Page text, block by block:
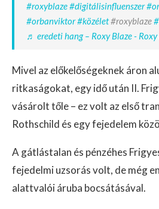
#roxyblaze#digitálisinfluenszer
#orbanviktor#közélet#roxyblaze
♬ eredeti hang – Roxy Blaze - Roxy
Mivel az előkelőségeknek áron
ritkaságokat, egy idő után II.
vásárolt tőle – ez volt az első
Rothschild és egy fejedelem
A gátlástalan és pénzéhes
fejedelmi uzsorás volt, de még
alattvalói áruba bocsátásával.